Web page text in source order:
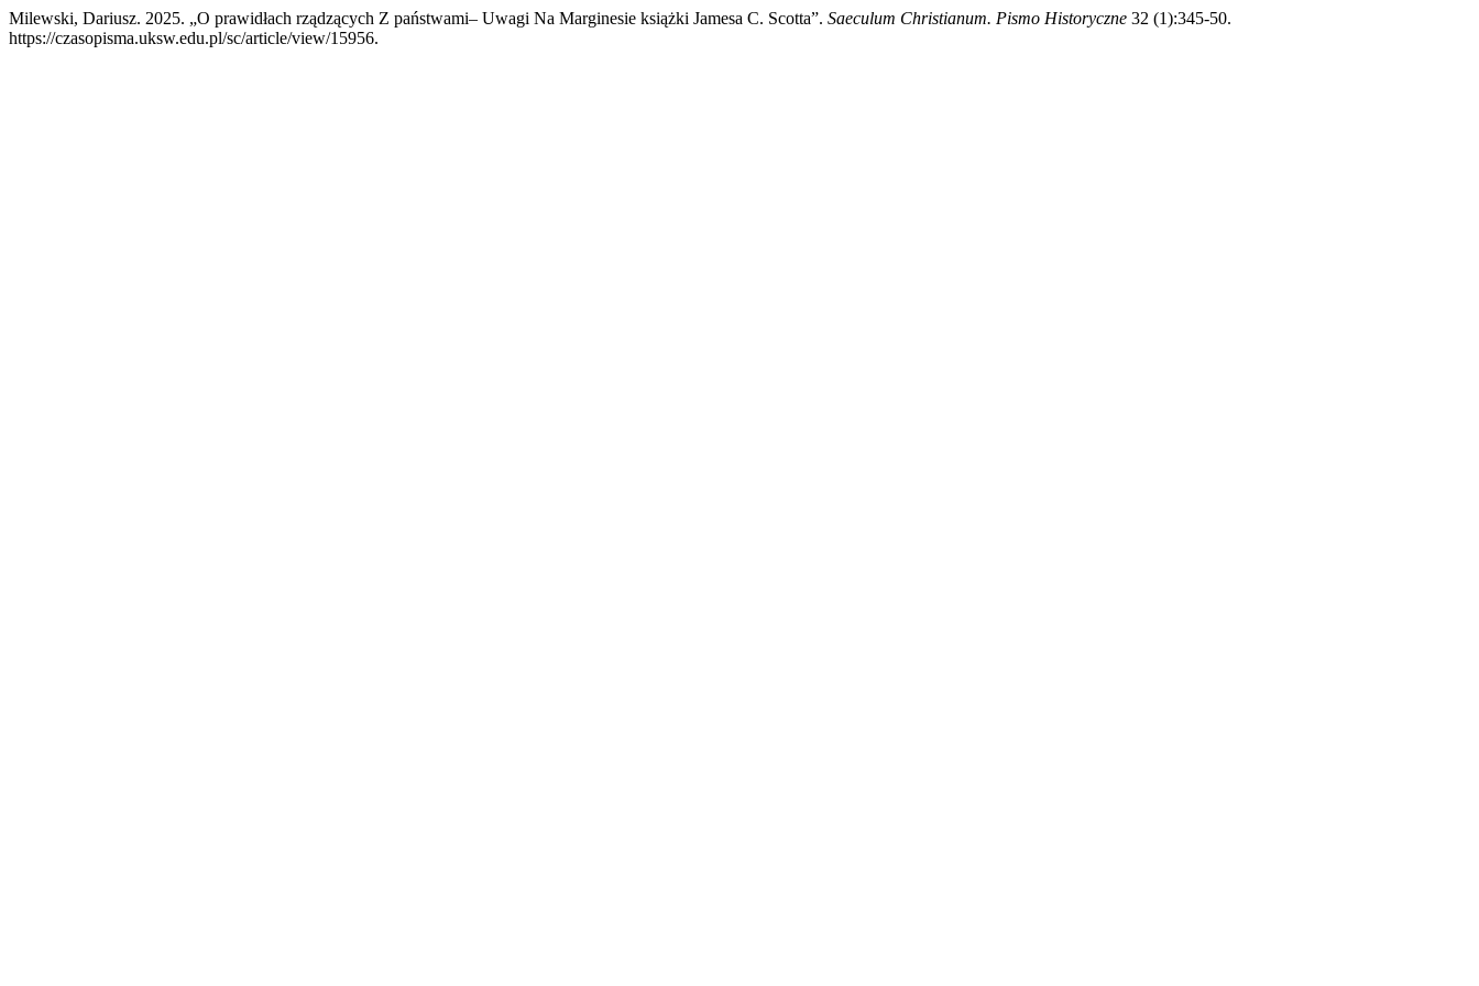
Milewski, Dariusz. 2025. „O prawidłach rządzących Z państwami– Uwagi Na Marginesie książki Jamesa C. Scotta”. Saeculum Christianum. Pismo Historyczne 32 (1):345-50.
https://czasopisma.uksw.edu.pl/sc/article/view/15956.